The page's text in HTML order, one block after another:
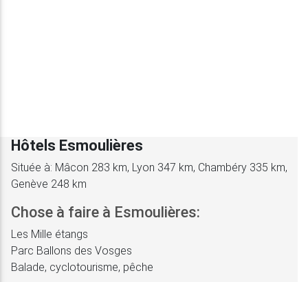
Hôtels Esmoulières
Située à: Mâcon 283 km, Lyon 347 km, Chambéry 335 km,
Genève 248 km
Chose à faire à Esmoulières:
Les Mille étangs
Parc Ballons des Vosges
Balade, cyclotourisme, pêche